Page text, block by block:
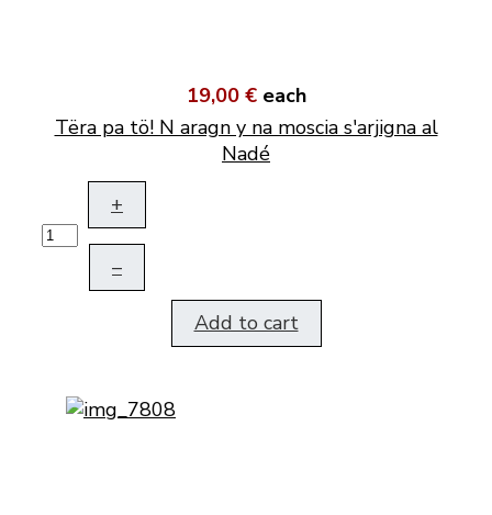
19,00 € each
Tëra pa tö! N aragn y na moscia s'arjigna al
Nadé
+
–
Add to cart